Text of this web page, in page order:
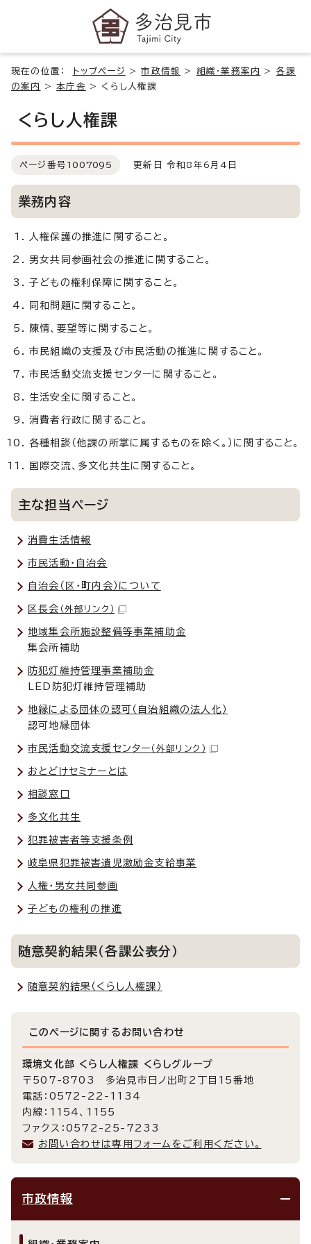
現在の位置： トップページ >市政情報 > 組織・業務案内 > 各課
の案内
>本庁舎 > くらし人権課
くらし人権課
ページ番号 1007095 更新日 令和8年6月4日
業務内容
人権保護の推進に関すること。
男女共同参画社会の推進に関すること。
子どもの権利保障に関すること。
同和問題に関すること。
陳情、要望等に関すること。
市民組織の支援及び市民活動の推進に関すること。
市民活動交流支援センターに関すること。
生活安全に関すること。
消費者行政に関すること。
各種相談（他課の所掌に属するものを除く。）に関すること。
国際交流、多文化共生に関すること。
主な担当ページ
消費生活情報
市民活動・自治会
自治会（区・町内会）について
区長会 （外部リンク）
地域集会所施設整備等事業補助金
集会所補助
防犯灯維持管理事業補助金
LED防犯灯維持管理補助
地縁による団体の認可（自治組織の法人化）
認可地縁団体
市民活動交流支援センター （外部リンク）
おとどけセミナーとは
相談窓口
多文化共生
犯罪被害者等支援条例
岐阜県犯罪被害遺児激励金支給事業
人権・男女共同参画
子どもの権利の推進
随意契約結果（各課公表分）
随意契約結果（くらし人権課）
このページに関する お問い合わせ
環境文化部 くらし人権課 くらしグループ
〒507-8703 多治見市日ノ出町2丁目15番地
電話：0572-22-1134
内線：1154、1155
ファクス：0572-25-7233
お問い合わせは専用フォームをご利用ください。
市政情報